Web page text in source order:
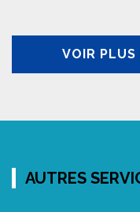
VOIR PLUS
AUTRES